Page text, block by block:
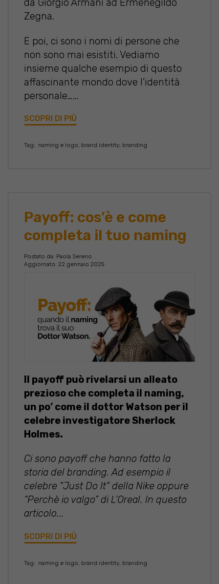
da Giorgio Armani ad Ermenegildo
Zegna.
E poi, ci sono i nomi di persone che
non sono mai esistiti. Vediamo
insieme qualche esempio di questo
affascinante mondo dove l'identità
personale…...
SCOPRI DI PIÙ
Tag: naming e logo, brand identity, branding
Payoff: cos’è e come
completa il tuo naming
Postato da: Paola Sereno
Aggiornato: 22 gennaio 2025
Il payoff può rivelarsi un alleato
prezioso che completa il naming,
un po’ come il dottor Watson per il
celebre investigatore Sherlock
Holmes.
Ci sono payoff che hanno fatto la
storia del branding. Ad esempio il
celebre "Just Do It" della Nike oppure
“Perchè io valgo” di L’Oreal. In questo
articolo...
SCOPRI DI PIÙ
Tag: naming e logo, brand identity, branding